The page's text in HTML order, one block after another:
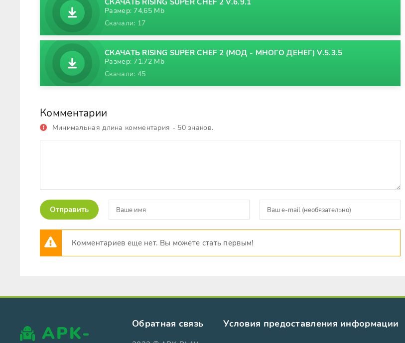
СКАЧАТЬ RISING SUPER CHEF 2 V.6.9.1
Размер: 74,65 Mb
Скачали: 17
СКАЧАТЬ RISING SUPER CHEF 2 (МОД - МНОГО ДЕНЕГ) V.5.3.5
Размер: 71,72 Mb
Скачали: 45
Комментарии
Минимальная длина комментария - 50 знаков.
Отправить
Комментариев еще нет. Вы можете стать первым!
APK-
Обратная связь Условия предоставления информации